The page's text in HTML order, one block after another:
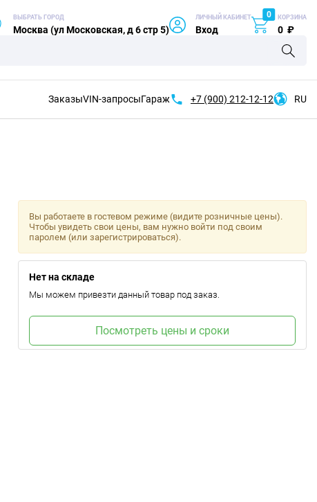
ВЫБРАТЬ ГОРОД
Москва (ул Московская, д 6 стр 5)
ЛИЧНЫЙ КАБИНЕТ
Вход
0 КОРЗИНА
0 ₽
ЗаказыVIN-запросыГараж +7 (900) 212-12-12 RU
Вы работаете в гостевом режиме (видите розничные цены).
Чтобы увидеть свои цены, вам нужно войти под своим
паролем (или зарегистрироваться).
Нет на складе
Мы можем привезти данный товар под заказ.
Посмотреть цены и сроки